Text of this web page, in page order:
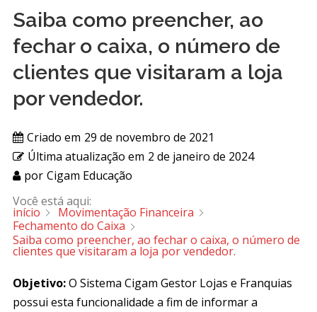
Saiba como preencher, ao
fechar o caixa, o número de
clientes que visitaram a loja
por vendedor.
Criado em 29 de novembro de 2021
Última atualização em 2 de janeiro de 2024
por Cigam Educação
Você está aqui:
início
Movimentação Financeira
Fechamento do Caixa
Saiba como preencher, ao fechar o caixa, o número de
clientes que visitaram a loja por vendedor.
Objetivo:O Sistema Cigam Gestor Lojas e Franquias
possui esta funcionalidade a fim de informar a